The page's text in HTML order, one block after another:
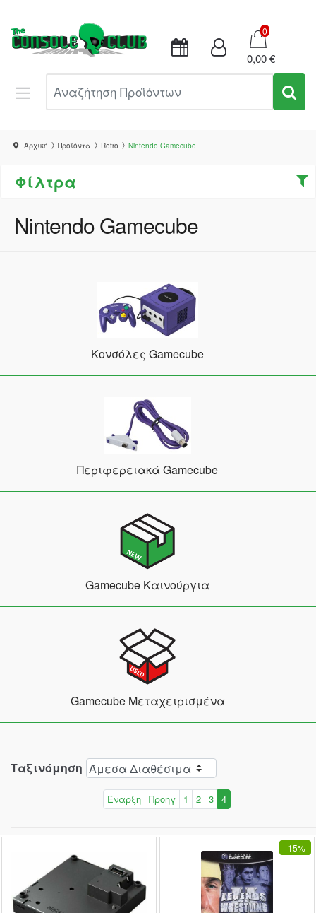
Καλάθι
0
0,00 €
Αρχική Προϊόντα Retro Nintendo Gamecube
Φίλτρα
Nintendo Gamecube
Κονσόλες Gamecube
Περιφερειακά Gamecube
Gamecube Καινούργια
Gamecube Μεταχειρισμένα
Ταξινόμηση
Έναρξη Προηγ 1 2 3 4
-15%